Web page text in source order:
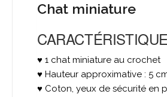
Chat miniature
♥ 1 chat miniature au crochet
♥ Hauteur approximative : 5
♥ Coton, yeux de sécurité en